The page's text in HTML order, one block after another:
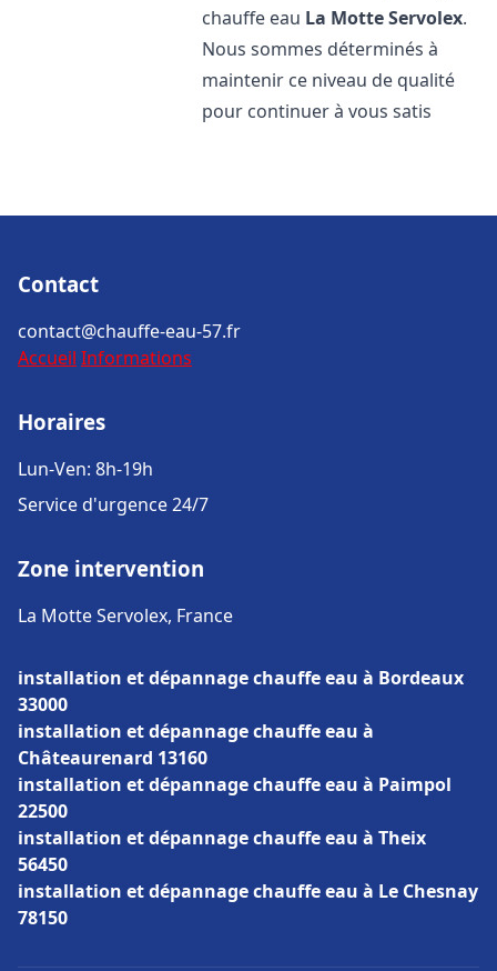
chauffe eau La Motte Servolex.
Nous sommes déterminés à
maintenir ce niveau de qualité
pour continuer à vous satis
Contact
contact@chauffe-eau-57.fr
Accueil Informations
Horaires
Lun-Ven: 8h-19h
Service d'urgence 24/7
Zone intervention
La Motte Servolex, France
installation et dépannage chauffe eau à Bordeaux
33000
installation et dépannage chauffe eau à
Châteaurenard 13160
installation et dépannage chauffe eau à Paimpol
22500
installation et dépannage chauffe eau à Theix
56450
installation et dépannage chauffe eau à Le Chesnay
78150